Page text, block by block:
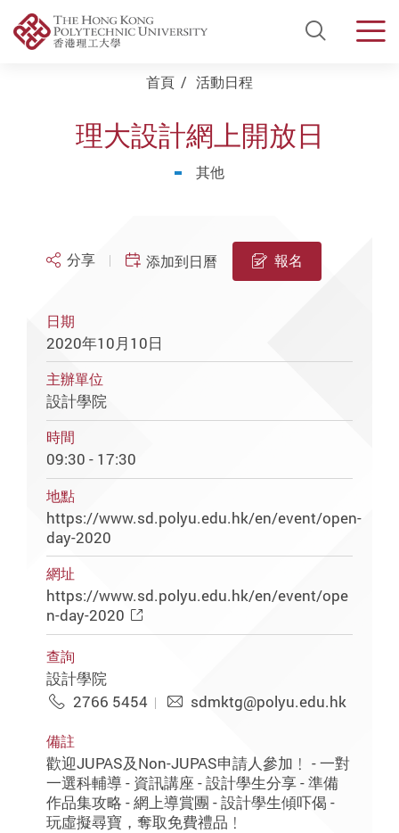
Open
首頁 活動日程
理大設計網上開放日
其他
分享 添加到日曆 報名
日期
2020年10月10日
主辦單位
設計學院
時間
09:30 - 17:30
地點
https://www.sd.polyu.edu.hk/en/event/open-
day-2020
網址
https://www.sd.polyu.edu.hk/en/event/ope
n-day-2020
查詢
設計學院
2766 5454
sdmktg@polyu.edu.hk
備註
歡迎JUPAS及Non-JUPAS申請人參加﹗ - 一對
一選科輔導 - 資訊講座 - 設計學生分享 - 準備
作品集攻略 - 網上導賞團 - 設計學生傾吓偈 -
玩虛擬尋寶，奪取免費禮品﹗